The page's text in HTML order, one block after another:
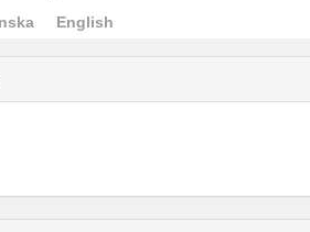
English